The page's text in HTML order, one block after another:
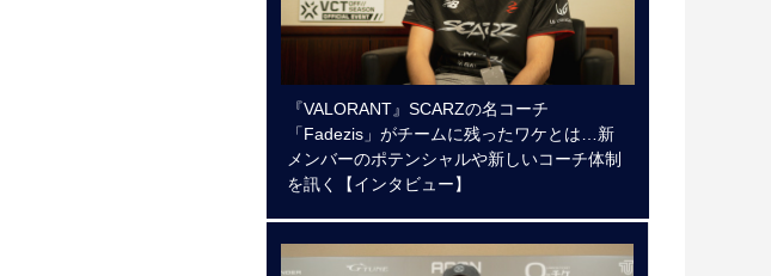
『VALORANT』SCARZの名コーチ
「Fadezis」がチームに残ったワケとは…新
メンバーのポテンシャルや新しいコーチ体制
を訊く【インタビュー】